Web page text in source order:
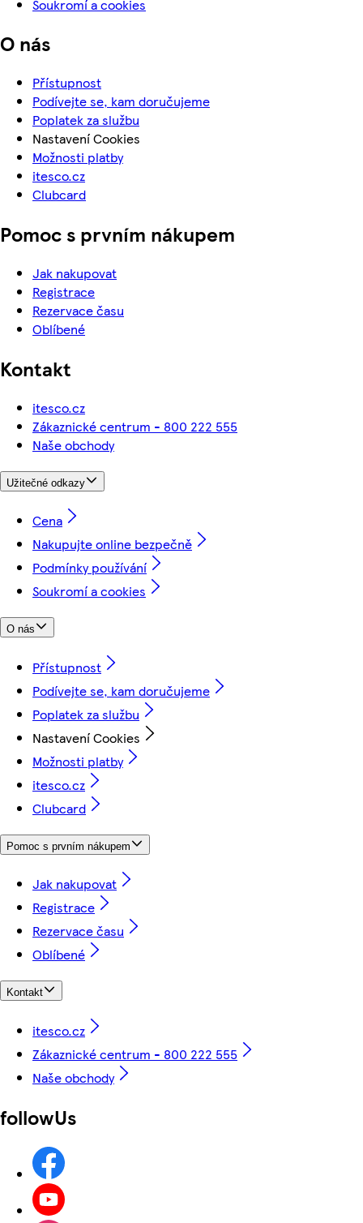
Soukromí a cookies
O nás
Přístupnost
Podívejte se, kam doručujeme
Poplatek za službu
Nastavení Cookies
Možnosti platby
itesco.cz
Clubcard
Pomoc s prvním nákupem
Jak nakupovat
Registrace
Rezervace času
Oblíbené
Kontakt
itesco.cz
Zákaznické centrum - 800 222 555
Naše obchody
Užitečné odkazy
Cena
Nakupujte online bezpečně
Podmínky používání
Soukromí a cookies
O nás
Přístupnost
Podívejte se, kam doručujeme
Poplatek za službu
Nastavení Cookies
Možnosti platby
itesco.cz
Clubcard
Pomoc s prvním nákupem
Jak nakupovat
Registrace
Rezervace času
Oblíbené
Kontakt
itesco.cz
Zákaznické centrum - 800 222 555
Naše obchody
followUs